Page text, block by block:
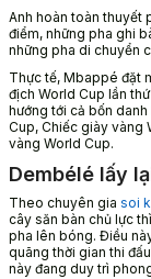
Anh hoàn toàn thuyết
điểm, những pha ghi
những pha di chuyển
Thực tế, Mbappé đặt
địch World Cup lần
hướng tới cả bốn
Cup, Chiếc giày vàng
vàng World Cup.
Dembélé lấy
Theo chuyên gia soi
cây săn bàn chủ lực
pha lên bóng. Điều
quãng thời gian thi
này đang duy trì